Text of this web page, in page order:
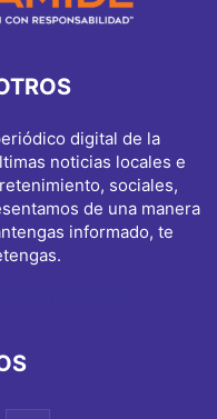
digital de la
noticias locales e
sociales,
de una manera
informado, te